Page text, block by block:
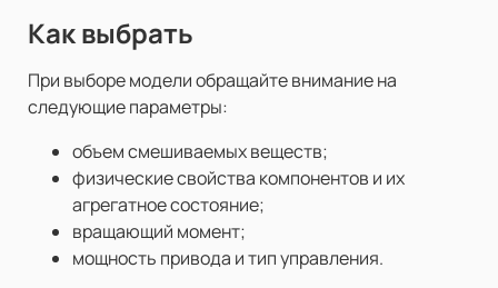
Как выбрать
При выборе модели обращайте внимание на
следующие параметры:
объем смешиваемых веществ;
физические свойства компонентов и их
агрегатное состояние;
вращающий момент;
мощность привода и тип управления.